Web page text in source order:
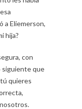
a Eliemerson,
hija?
con
siguiente que
quieres